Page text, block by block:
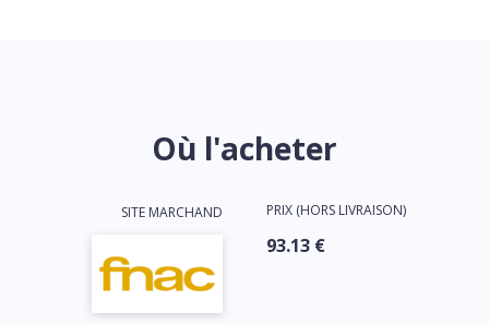
Où l'acheter
SITE MARCHAND PRIX (HORS LIVRAISON)
93.13 €